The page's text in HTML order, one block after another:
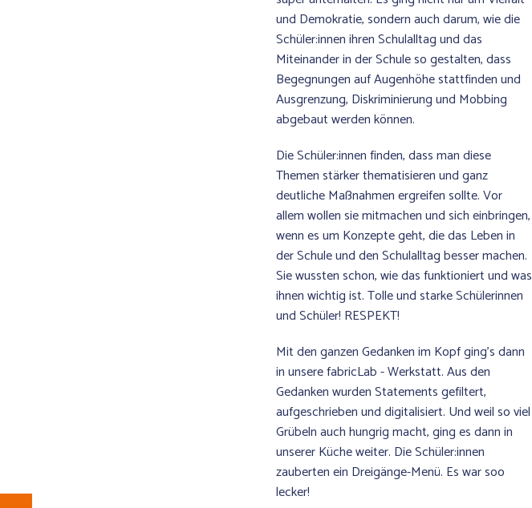
und Demokratie, sondern auch darum, wie die
Schüler:innen ihren Schulalltag und das
Miteinander in der Schule so gestalten, dass
Begegnungen auf Augenhöhe stattfinden und
Ausgrenzung, Diskriminierung und Mobbing
abgebaut werden können.
Die Schüler:innen finden, dass man diese
Themen stärker thematisieren und ganz
deutliche Maßnahmen ergreifen sollte. Vor
allem wollen sie mitmachen und sich einbringen,
wenn es um Konzepte geht, die das Leben in
der Schule und den Schulalltag besser machen.
Sie wussten schon, wie das funktioniert und was
ihnen wichtig ist. Tolle und starke Schülerinnen
und Schüler! RESPEKT!
Mit den ganzen Gedanken im Kopf ging's dann
in unsere fabricLab - Werkstatt. Aus den
Gedanken wurden Statements gefiltert,
aufgeschrieben und digitalisiert. Und weil so viel
Grübeln auch hungrig macht, ging es dann in
unserer Küche weiter. Die Schüler:innen
zauberten ein Dreigänge-Menü. Es war soo
lecker!